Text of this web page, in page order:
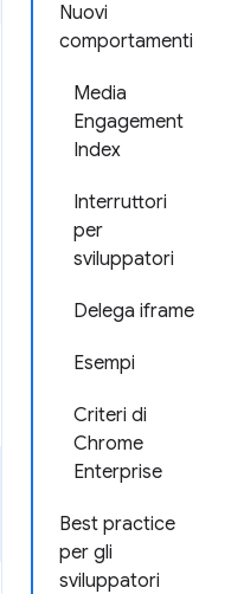
Nuovi
comportamenti
Media
Engagement
Index
Interruttori
per
sviluppatori
Delega iframe
Esempi
Criteri di
Chrome
Enterprise
Best practice
per gli
sviluppatori